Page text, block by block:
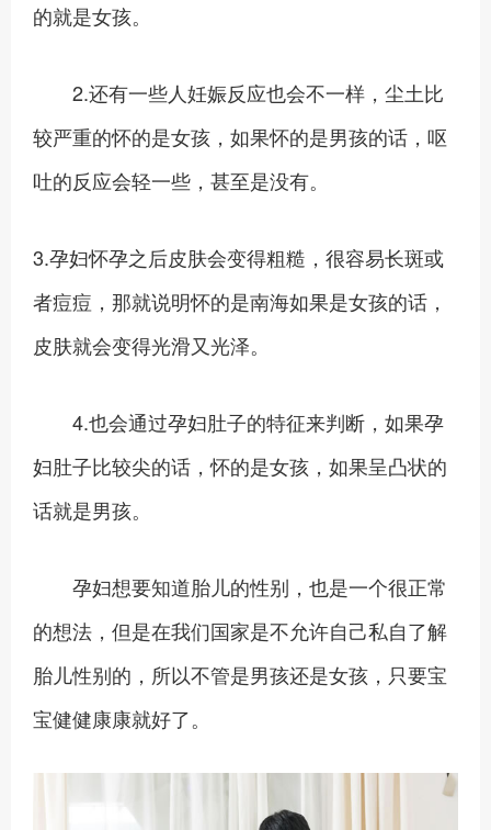
的就是女孩。
2.还有一些人妊娠反应也会不一样，尘土比
较严重的怀的是女孩，如果怀的是男孩的话，呕
吐的反应会轻一些，甚至是没有。
3.孕妇怀孕之后皮肤会变得粗糙，很容易长斑或
者痘痘，那就说明怀的是南海如果是女孩的话，
皮肤就会变得光滑又光泽。
4.也会通过孕妇肚子的特征来判断，如果孕
妇肚子比较尖的话，怀的是女孩，如果呈凸状的
话就是男孩。
孕妇想要知道胎儿的性别，也是一个很正常
的想法，但是在我们国家是不允许自己私自了解
胎儿性别的，所以不管是男孩还是女孩，只要宝
宝健健康康就好了。